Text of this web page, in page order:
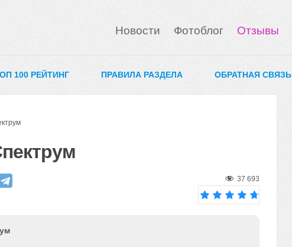
Новости Фотоблог Отзывы
100 РЕЙТИНГ ПРАВИЛА РАЗДЕЛА ОБРАТНАЯ СВЯЗЬ
37 693